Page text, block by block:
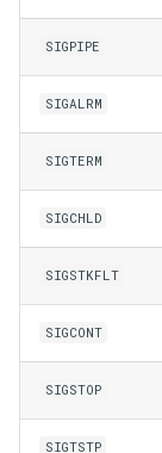
SIGPIPE
SIGALRM
SIGTERM
SIGCHLD
SIGSTKFLT
SIGCONT
SIGSTOP
SIGTSTP